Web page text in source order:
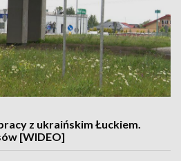
z ukraińskim Łuckiem.
[WIDEO]